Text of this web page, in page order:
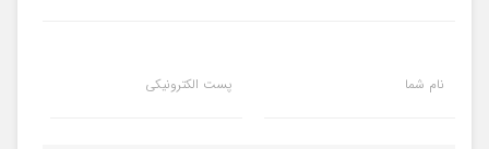
نام شما پست الکترونیکی